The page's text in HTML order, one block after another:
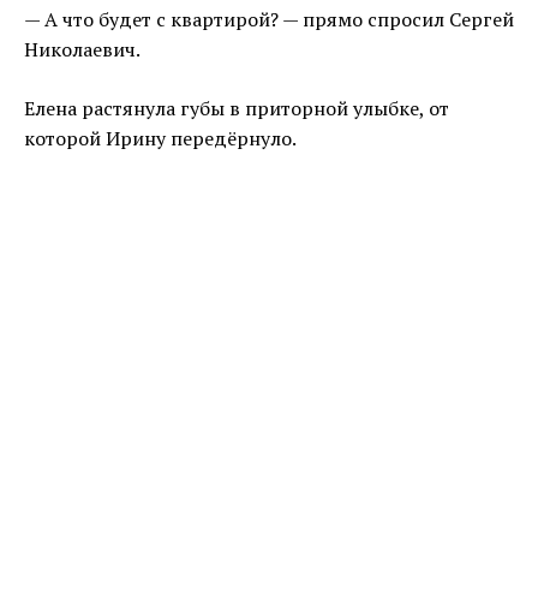
— А что будет с квартирой? — прямо спросил Сергей
Николаевич.
Елена растянула губы в приторной улыбке, от
которой Ирину передёрнуло.